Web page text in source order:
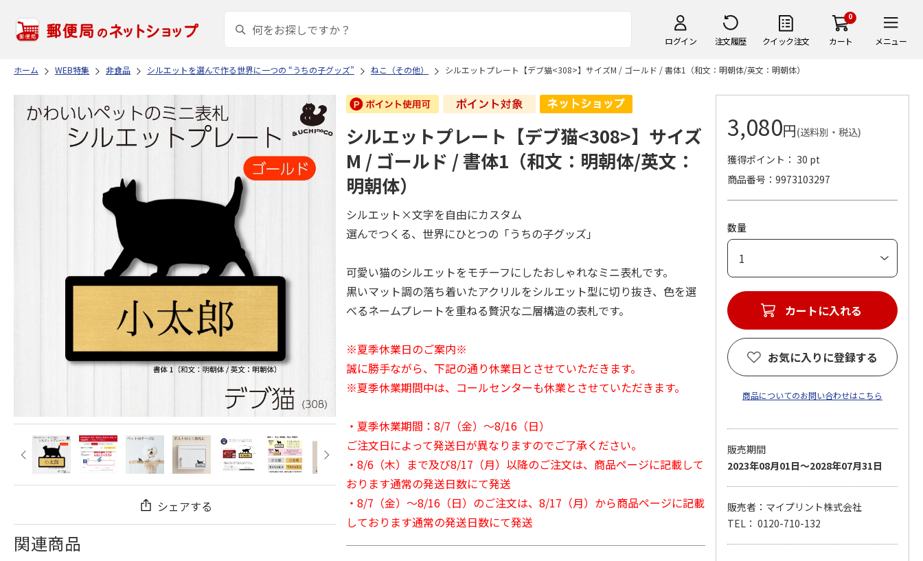
ログイン 注文履歴 クイック注文
0
カート メニュー
ホーム WEB特集 非食品 シルエットを選んで作る世界に一つの “うちの子グッズ” ねこ（その他） シルエットプレート【デブ猫<308>】サイズM / ゴールド / 書体1（和文：明朝体/英文：明朝体）
シェアする
関連商品
シルエットプレート【デブ猫<308>】サイズ
M / ゴールド / 書体1（和文：明朝体/英文：
明朝体）
シルエット×文字を自由にカスタム
選んでつくる、世界にひとつの「うちの子グッズ」
可愛い猫のシルエットをモチーフにしたおしゃれなミニ表札です。
黒いマット調の落ち着いたアクリルをシルエット型に切り抜き、色を選
べるネームプレートを重ねる贅沢な二層構造の表札です。
※夏季休業日のご案内※
誠に勝手ながら、下記の通り休業日とさせていただきます。
※夏季休業期間中は、コールセンターも休業とさせていただきます。
・夏季休業期間：8/7（金）～8/16（日）
ご注文日によって発送日が異なりますのでご了承ください。
・8/6（木）まで及び8/17（月）以降のご注文は、商品ページに記載して
おります通常の発送日数にて発送
・8/7（金）～8/16（日）のご注文は、8/17（月）から商品ページに記載
しております通常の発送日数にて発送
3,080円(送料別・税込)
獲得ポイント： 30 pt
商品番号
9973103297
数量
カートに入れる
お気に入りに登録する
商品についてのお問い合わせはこちら
販売期間
2023年08月01日～2028年07月31日
販売者：マイプリント株式会社
TEL： 0120-710-132